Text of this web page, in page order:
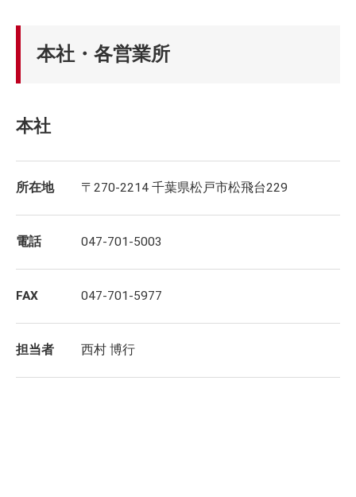
本社・各営業所
本社
所在地 〒270-2214 千葉県松戸市松飛台229
電話 047-701-5003
FAX 047-701-5977
担当者 西村 博行